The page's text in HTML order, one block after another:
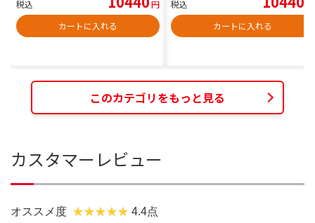
税込
円
カートに入れる
税込
カートに入れる
このカテゴリをもっと見る
カスタマーレビュー
オススメ度 4.4点